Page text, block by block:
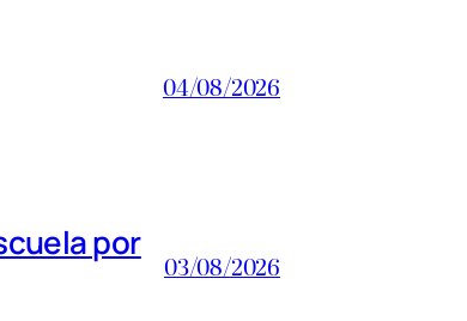
04/08/2026
por
03/08/2026